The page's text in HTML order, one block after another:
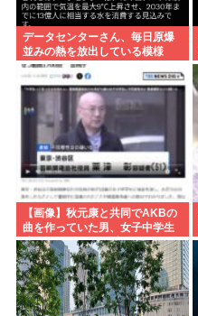
データセンターさん、毎日原爆
並みの熱を放出している模様
【画像】秋元康と共同でAKBの
曲を作っていた男、女子中学生
達と撮影した1700点のAVをネッ
トで販売していたwww